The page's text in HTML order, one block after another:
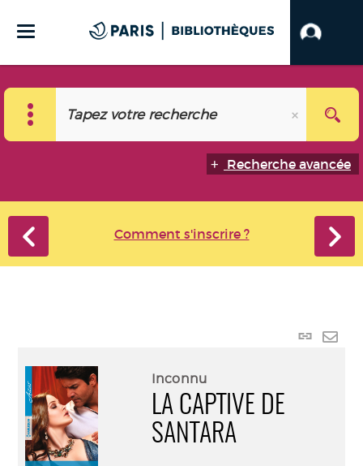
Recherche avancée
Comment s'inscrire ?
Lien
Inconnu
LA CAPTIVE DE
SANTARA